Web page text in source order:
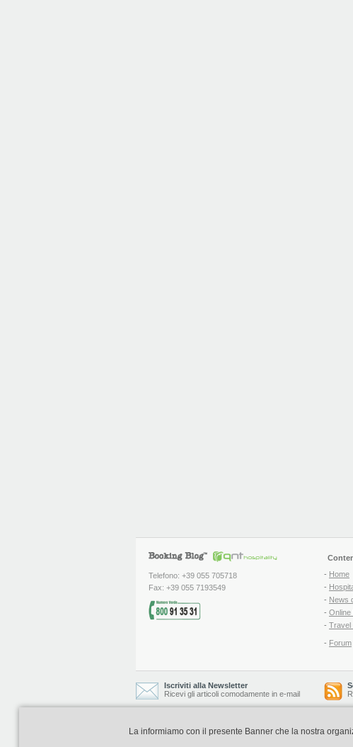
Telefono: +39 055 705718
Fax: +39 055 7193549
- Home
-
- News
- Online
- Travel
- Forum
Iscriviti alla Newsletter
Ricevi gli articoli comodamente in e-mail
Booking Blog è realizzato e curato da
La informiamo con il presente Banner che la nostra